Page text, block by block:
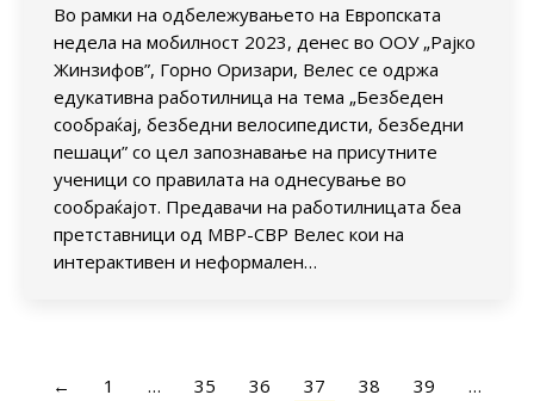
Во рамки на одбележувањето на Европската
недела на мобилност 2023, денес во ООУ „Рајко
Жинзифов”, Горно Оризари, Велес се одржа
едукативна работилница на тема „Безбеден
сообраќај, безбедни велосипедисти, безбедни
пешаци” со цел запознавање на присутните
ученици со правилата на однесувaње во
сообраќајот. Предавачи на работилницата беа
претставници од МВР-СВР Велес кои на
интерактивен и неформален…
← 1 … 35 36 37 38 39
…